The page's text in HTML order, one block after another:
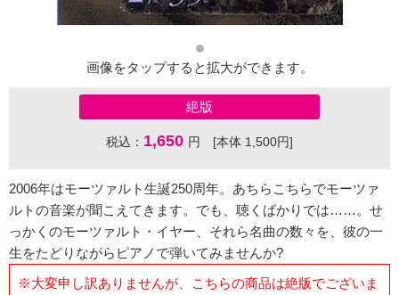
画像をタップすると拡大ができます。
絶版
税込： 1,650 円 [本体 1,500円]
2006年はモーツァルト生誕250周年。あちらこちらでモーツァ
ルトの音楽が聞こえてきます。でも、聴くばかりでは……。せ
っかくのモーツァルト・イヤー、それら名曲の数々を、彼の一
生をたどりながらピアノで弾いてみませんか?
※大変申し訳ありませんが、こちらの商品は絶版でございま